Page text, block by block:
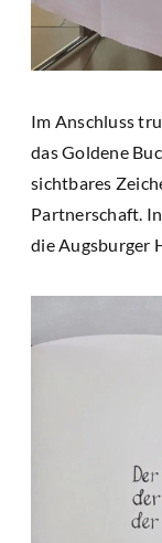
Im Anschluss
das Goldene
sichtbares
Partnerschaft.
die Augsburger